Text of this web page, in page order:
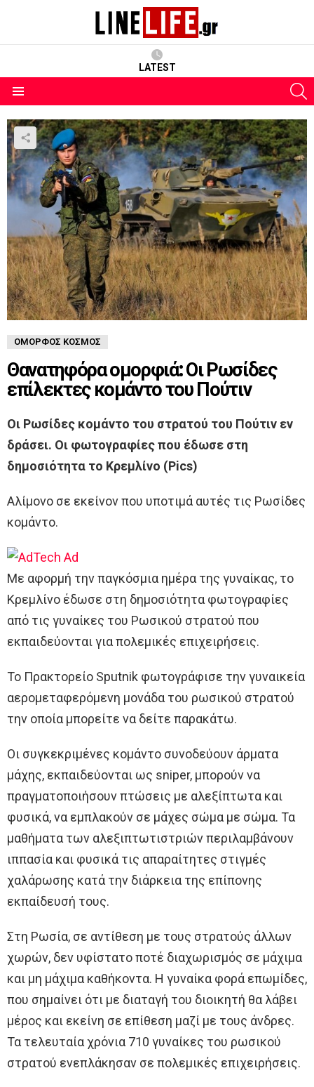
LATEST
ΌΜΟΡΦΟΣ ΚΌΣΜΟΣ
Θανατηφόρα ομορφιά: Οι Ρωσίδες
επίλεκτες κομάντο του Πούτιν
Οι Ρωσίδες κομάντο του στρατού του Πούτιν εν
δράσει. Οι φωτογραφίες που έδωσε στη
δημοσιότητα το Κρεμλίνο (Pics)
Αλίμονο σε εκείνον που υποτιμά αυτές τις Ρωσίδες
κομάντο.
Με αφορμή την παγκόσμια ημέρα της γυναίκας, το
Κρεμλίνο έδωσε στη δημοσιότητα φωτογραφίες
από τις γυναίκες του Ρωσικού στρατού που
εκπαιδεύονται για πολεμικές επιχειρήσεις.
Το Πρακτορείο Sputnik φωτογράφισε την γυναικεία
αερομεταφερόμενη μονάδα του ρωσικού στρατού
την οποία μπορείτε να δείτε παρακάτω.
Οι συγκεκριμένες κομάντο συνοδεύουν άρματα
μάχης, εκπαιδεύονται ως sniper, μπορούν να
πραγματοποιήσουν πτώσεις με αλεξίπτωτα και
φυσικά, να εμπλακούν σε μάχες σώμα με σώμα. Τα
μαθήματα των αλεξιπτωτιστριών περιλαμβάνουν
ιππασία και φυσικά τις απαραίτητες στιγμές
χαλάρωσης κατά την διάρκεια της επίπονης
εκπαίδευσή τους.
Στη Ρωσία, σε αντίθεση με τους στρατούς άλλων
χωρών, δεν υφίστατο ποτέ διαχωρισμός σε μάχιμα
και μη μάχιμα καθήκοντα. Η γυναίκα φορά επωμίδες,
που σημαίνει ότι με διαταγή του διοικητή θα λάβει
μέρος και εκείνη σε επίθεση μαζί με τους άνδρες.
Τα τελευταία χρόνια 710 γυναίκες του ρωσικού
στρατού ενεπλάκησαν σε πολεμικές επιχειρήσεις.